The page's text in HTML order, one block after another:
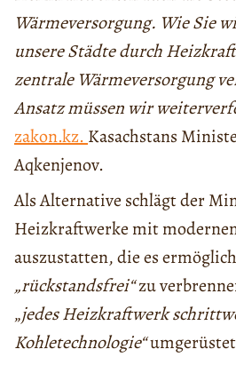
Wärmeversorgung. Wie Sie
unsere Städte durch
zentrale Wärmeversorgung
Ansatz müssen wir
zakon.kz. Kasachstans
Aqkenjenov.
Als Alternative schlägt der
Heizkraftwerke mit
auszustatten, die es
„rückstandsfrei“zu
„jedes Heizkraftwerk
Kohletechnologie“